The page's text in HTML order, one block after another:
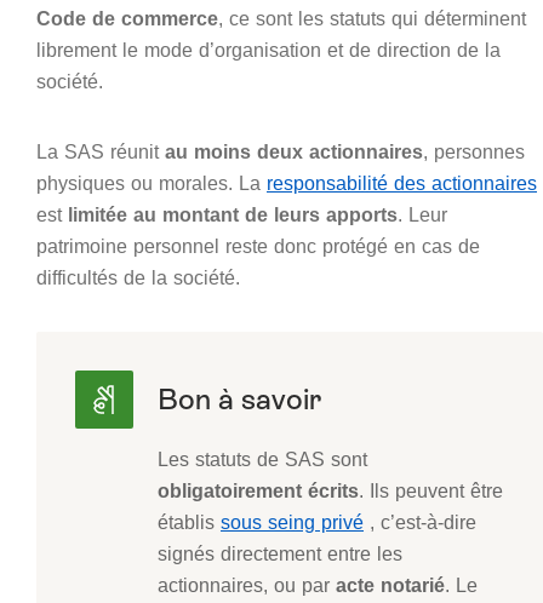
Code de commerce, ce sont les statuts qui déterminent
librement le mode d’organisation et de direction de la
société.
La SAS réunit au moins deux actionnaires, personnes
physiques ou morales. La responsabilité des actionnaires
est limitée au montant de leurs apports. Leur
patrimoine personnel reste donc protégé en cas de
difficultés de la société.
Les statuts de SAS sont
obligatoirement écrits. Ils peuvent être
établis sous seing privé , c’est-à-dire
signés directement entre les
actionnaires, ou par acte notarié. Le